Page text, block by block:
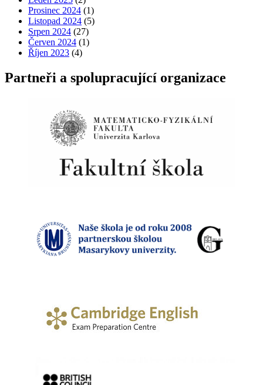
Prosinec 2024 (1)
Listopad 2024 (5)
Srpen 2024 (27)
Červen 2024 (1)
Říjen 2023 (4)
Partneři a spolupracující organizace